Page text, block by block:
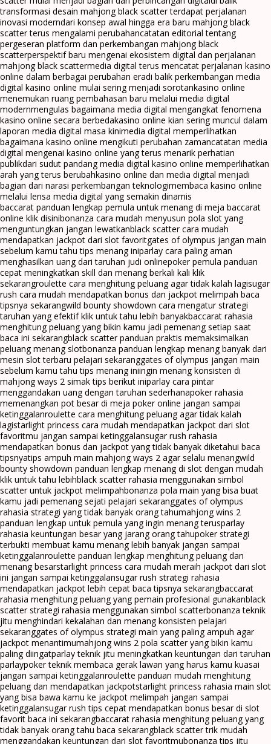
transformasi desain mahjong black scatter terdapat perjalanan
inovasi moderndari konsep awal hingga era baru mahjong black
scatter terus mengalami perubahancatatan editorial tentang
pergeseran platform dan perkembangan mahjong black
scatterperspektif baru mengenai ekosistem digital dan perjalanan
mahjong black scattermedia digital terus mencatat perjalanan kasino
online dalam berbagai perubahan eradi balik perkembangan media
digital kasino online mulai sering menjadi sorotankasino online
menemukan ruang pembahasan baru melalui media digital
modernmengulas bagaimana media digital mengangkat fenomena
kasino online secara berbedakasino online kian sering muncul dalam
laporan media digital masa kinimedia digital memperlihatkan
bagaimana kasino online mengikuti perubahan zamancatatan media
digital mengenai kasino online yang terus menarik perhatian
publikdari sudut pandang media digital kasino online memperlihatkan
arah yang terus berubahkasino online dan media digital menjadi
bagian dari narasi perkembangan teknologimembaca kasino online
melalui lensa media digital yang semakin dinamis
baccarat panduan lengkap pemula untuk menang di meja baccarat
online klik disinibonanza cara mudah menyusun pola slot yang
menguntungkan jangan lewatkanblack scatter cara mudah
mendapatkan jackpot dari slot favoritgates of olympus jangan main
sebelum kamu tahu tips menang iniparlay cara paling aman
menghasilkan uang dari taruhan judi onlinepoker pemula panduan
cepat meningkatkan skill dan menang berkali kali klik
sekarangroulette cara menghitung peluang agar tidak kalah lagisugar
rush cara mudah mendapatkan bonus dan jackpot melimpah baca
tipsnya sekarangwild bounty showdown cara mengatur strategi
taruhan yang efektif klik untuk tahu lebih banyakbaccarat rahasia
menghitung peluang yang bikin kamu jadi pemenang setiap saat
baca ini sekarangblack scatter panduan praktis memaksimalkan
peluang menang slotbonanza panduan lengkap menang banyak dari
mesin slot terbaru pelajari sekaranggates of olympus jangan main
sebelum kamu tahu tips menang iniingin menang konsisten di
mahjong ways 2 simak tips berikut iniparlay cara pintar
menggandakan uang dengan taruhan sederhanapoker rahasia
memenangkan pot besar di meja poker online jangan sampai
ketinggalanroulette cara menghitung peluang agar tidak kalah
lagistarlight princess cara mudah mendapatkan jackpot dari slot
favoritmu jangan sampai ketinggalansugar rush rahasia
mendapatkan bonus dan jackpot yang tidak banyak diketahui baca
tipsnyatips ampuh main mahjong ways 2 agar selalu menangwild
bounty showdown panduan lengkap menang di slot dengan mudah
klik untuk tahu lebihblack scatter rahasia menggunakan simbol
scatter untuk jackpot melimpahbonanza pola main yang bisa buat
kamu jadi pemenang sejati pelajari sekaranggates of olympus
rahasia strategi yang tidak banyak orang tahumahjong wins 2
panduan lengkap untuk pemula yang ingin menang terusparlay
rahasia keuntungan besar yang jarang orang tahupoker strategi
terbukti membuat kamu menang lebih banyak jangan sampai
ketinggalanroulette panduan lengkap menghitung peluang dan
menang besarstarlight princess cara mudah meraih jackpot dari slot
ini jangan sampai ketinggalansugar rush strategi rahasia
mendapatkan jackpot lebih cepat baca tipsnya sekarangbaccarat
rahasia menghitung peluang yang pemain profesional gunakanblack
scatter strategi rahasia menggunakan simbol scatterbonanza teknik
jitu menghindari kekalahan dan menang konsisten pelajari
sekaranggates of olympus strategi main yang paling ampuh agar
jackpot menantimumahjong wins 2 pola scatter yang bikin kamu
paling diingatparlay teknik jitu meningkatkan keuntungan dari taruhan
parlaypoker teknik membaca gerak lawan yang harus kamu kuasai
jangan sampai ketinggalanroulette panduan mudah menghitung
peluang dan mendapatkan jackpotstarlight princess rahasia main slot
yang bisa bawa kamu ke jackpot melimpah jangan sampai
ketinggalansugar rush tips cepat mendapatkan bonus besar di slot
favorit baca ini sekarangbaccarat rahasia menghitung peluang yang
tidak banyak orang tahu baca sekarangblack scatter trik mudah
menggandakan keuntungan dari slot favoritmubonanza tips jitu